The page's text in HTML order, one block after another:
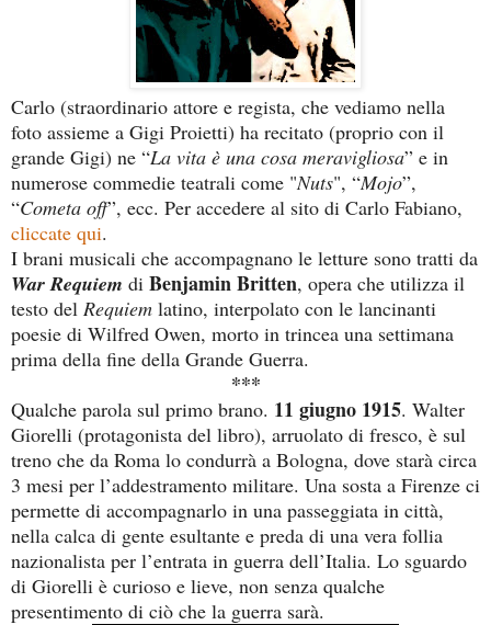
Carlo (straordinario attore e regista, che vediamo nella
foto assieme a Gigi Proietti) ha recitato (proprio con il
grande Gigi) ne “La vita è una cosa meravigliosa” e in
numerose commedie teatrali come "Nuts", “Mojo”,
“Cometa off”, ecc. Per accedere al sito di Carlo Fabiano,
cliccate qui.
I brani musicali che accompagnano le letture sono tratti da
War Requiem di Benjamin Britten, opera che utilizza il
testo del Requiem latino, interpolato con le lancinanti
poesie di Wilfred Owen, morto in trincea una settimana
prima della fine della Grande Guerra.
***
Qualche parola sul primo brano. 11 giugno 1915. Walter
Giorelli (protagonista del libro), arruolato di fresco, è sul
treno che da Roma lo condurrà a Bologna, dove starà circa
3 mesi per l’addestramento militare. Una sosta a Firenze ci
permette di accompagnarlo in una passeggiata in città,
nella calca di gente esultante e preda di una vera follia
nazionalista per l’entrata in guerra dell’Italia. Lo sguardo
di Giorelli è curioso e lieve, non senza qualche
presentimento di ciò che la guerra sarà.